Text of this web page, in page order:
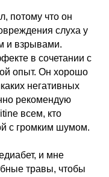
потому что он
слуха у
и взрывами.
в сочетании с
опыт. Он хорошо
негативных
рекомендую
всем, кто
с громким шумом.
и мне
травы, чтобы